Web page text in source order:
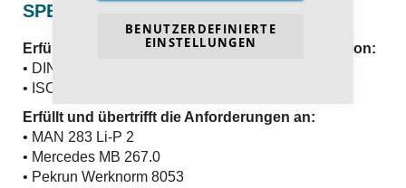
BENUTZERDEFINIERTE
EINSTELLUNGEN
SPEZIFIKATION UND FREIGABEN
Erfüllt und übertrifft die internationale Spezifikation:
• DIN 51502 KP2K-30
• ISO 6743 L-X CCEB2
Erfüllt und übertrifft die Anforderungen an:
• MAN 283 Li-P 2
• Mercedes MB 267.0
• Pekrun Werknorm 8053